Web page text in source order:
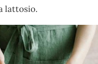
lattosio.